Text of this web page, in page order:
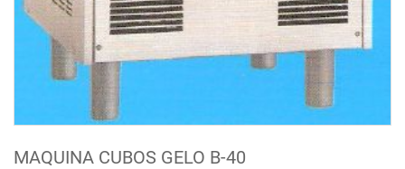
MAQUINA CUBOS GELO B-40